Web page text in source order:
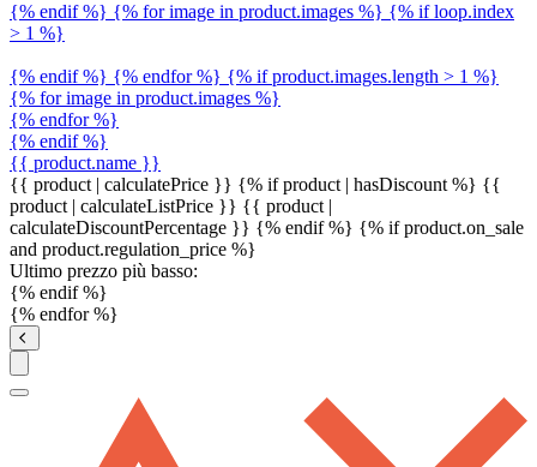
{% endif %} {% for image in product.images %} {% if loop.index
> 1 %}
{% endif %} {% endfor %} {% if product.images.length > 1 %}
{% for image in product.images %}
{% endfor %}
{% endif %}
{{ product.name }}
{{ product | calculatePrice }} {% if product | hasDiscount %} {{
product | calculateListPrice }} {{ product |
calculateDiscountPercentage }} {% endif %} {% if product.on_sale
and product.regulation_price %}
Ultimo prezzo più basso:
{% endif %}
{% endfor %}